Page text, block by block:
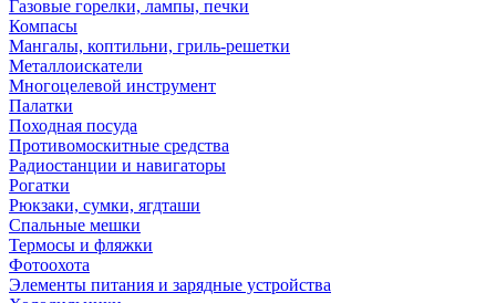
Газовые горелки, лампы, печки
Компасы
Мангалы, коптильни, гриль-решетки
Металлоискатели
Многоцелевой инструмент
Палатки
Походная посуда
Противомоскитные средства
Радиостанции и навигаторы
Рогатки
Рюкзаки, сумки, ягдташи
Спальные мешки
Термосы и фляжки
Фотоохота
Элементы питания и зарядные устройства